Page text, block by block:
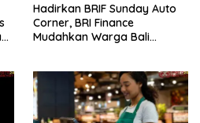
Hadirkan BRIF Sunday Auto
Corner, BRI Finance
Mudahkan Warga Bali